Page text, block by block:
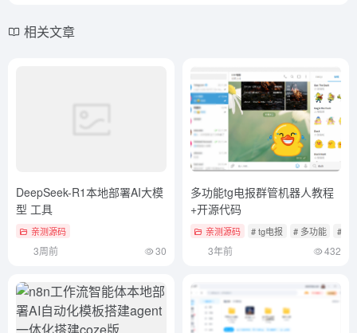
相关文章
DeepSeek-R1本地部署AI大模
型 工具
亲测源码
3周前 30
多功能tg电报群管机器人教程
+开源代码
亲测源码 # tg电报 # 多功能 # 开
3年前 432